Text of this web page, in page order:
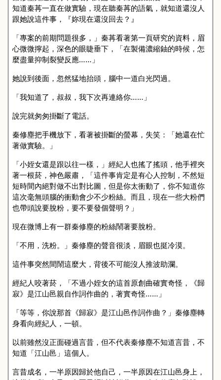
知道秦苒一直在做實驗，現在聽秦苒的語氣，就知道還沒人
跟她說這件事，『妳現在還沒回去？』
「專案的前期問題很多，」秦苒看著第一頁研究的資料，眉
心微微擰起，深色的眼睫垂下，「在製備濃縮鈾的時候，怎
麼盡量抑制裂變反應……」
她說到後面，忽然猛地抬頭，腦中一道白光閃過。
「我知道了，叔叔，我下次再連絡你……」
說完就匆匆掛斷了電話。
秦修塵把手機放下，看著被掛斷的螢幕，失笑：「她還在忙
著做實驗。」
「小姪女還是跟以往一樣，」經紀人也搖了搖頭，他手裡夾
著一根菸，神色嚴肅，「這件事肯定是有心人控制，不然短
短時間內絕對做不出對比圖，但是你太衝動了，你不知道你
這次毫無頭腦的衝動會少不少粉絲。而且，現在一些大粉們
也帶頭說要脫粉，要不要發個聲明？」
現在微博上有一群秦修塵的粉絲鬧著要脫粉。
「不用，洗粉。」秦修塵的聲音很淡，眉眼也挺冷漠。
這件事突然間鬧這麼大，背後不可能沒人推波助瀾。
經紀人咬著菸，「不過小姪女的這首原創曲確實奇怪，《歸
寂》是江山邑親自作詞作曲的，著實奇怪……」
「等等，你說那首《歸寂》是江山邑作詞作曲？」秦修塵轉
身看向經紀人，一頓。
以前雖然沒正面碰過言昔，但不代表秦修塵不知道言昔，不
知道「江山邑」這個人。
言昔成名，一半原因歸於他自己，一半原因在江山邑身上，